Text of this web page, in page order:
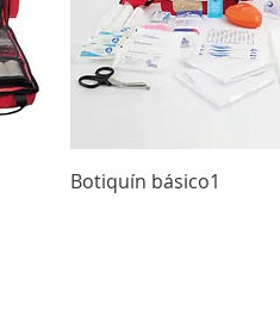
Vista rápida
Botiquín básico1